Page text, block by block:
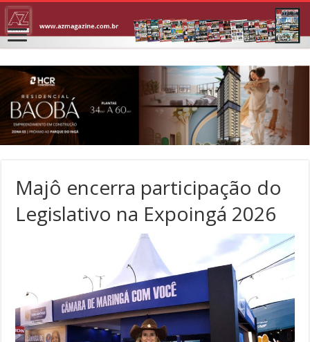
Majô encerra participação do
Legislativo na Expoingá 2026